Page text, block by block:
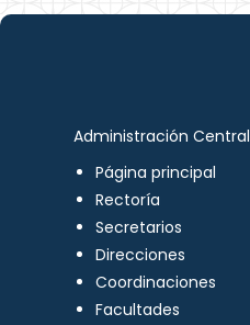
Administración Central
Página principal
Rectoría
Secretarios
Direcciones
Coordinaciones
Facultades